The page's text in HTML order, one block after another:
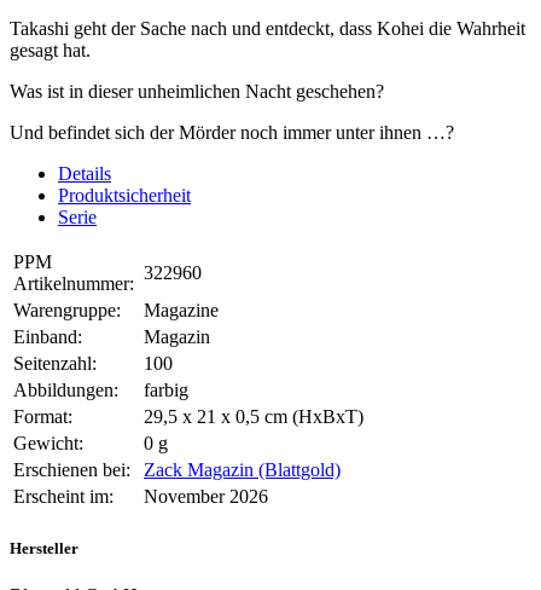
Takashi geht der Sache nach und entdeckt, dass Kohei die Wahrheit
gesagt hat.
Was ist in dieser unheimlichen Nacht geschehen?
Und befindet sich der Mörder noch immer unter ihnen …?
Details
Produktsicherheit
Serie
PPM
Artikelnummer:
322960
Warengruppe:
Magazine
Einband:
Magazin
Seitenzahl:
100
Abbildungen:
farbig
Format:
29,5 x 21 x 0,5 cm (HxBxT)
Gewicht:
0 g
Erschienen bei:
Zack Magazin (Blattgold)
Erscheint im:
November 2026
Hersteller